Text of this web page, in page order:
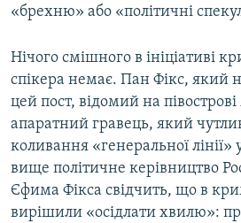
«брехню» або «політичні
Нічого смішного в ініціативі
спікера немає. Пан Фікс, який
цей пост, відомий на
апаратний гравець, який
коливання «генеральної лінії»
вище політичне керівництво
Єфима Фікса свідчить, що в
вирішили «осідлати хвилю»: